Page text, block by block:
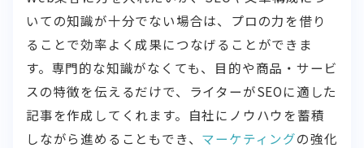
いての知識が十分でない場合は、プロの力を借り
ることで効率よく成果につなげることができま
す。専門的な知識がなくても、目的や商品・サービ
スの特徴を伝えるだけで、ライターがSEOに適した
記事を作成してくれます。自社にノウハウを蓄積
しながら進めることもでき、 マーケティングの強化